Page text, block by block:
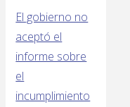
El gobierno no
aceptó el
informe sobre
el
incumplimiento